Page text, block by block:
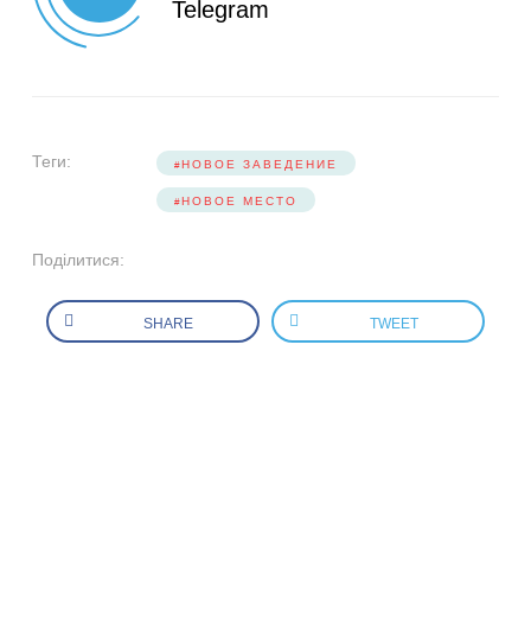
Telegram
Теги: НОВОЕ ЗАВЕДЕНИЕ
НОВОЕ МЕСТО
Поділитися:
SHARE TWEET